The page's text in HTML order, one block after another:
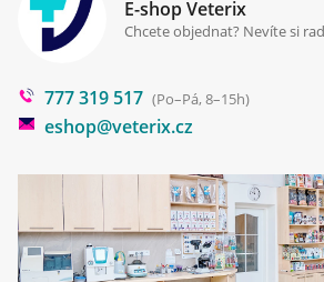
Cookies a podmínky používání
Poradna
Blog
E-shop Veterix
Chcete objednat? Nevíte si
777 319 517 (Po–Pá, 8–15h)
eshop@veterix.cz